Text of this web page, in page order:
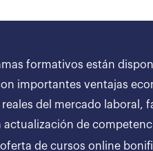
formativos están
importantes ventajas
reales del mercado
de
de cursos online